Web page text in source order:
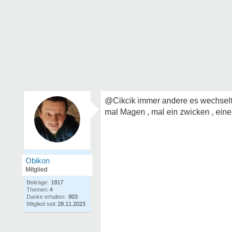
Obikon
Mitglied
Beiträge: 1817
Themen: 4
Danke erhalten: 803
Mitglied seit: 28.11.2023
@Cikcik immer andere es
mal Magen , mal ein zwicken ,